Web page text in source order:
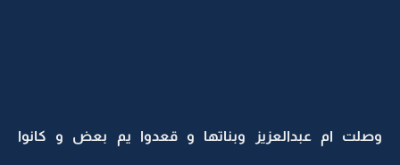
وصلت ام عبدالعزيز وبناتها و قعدوا يم بعض و كانوا